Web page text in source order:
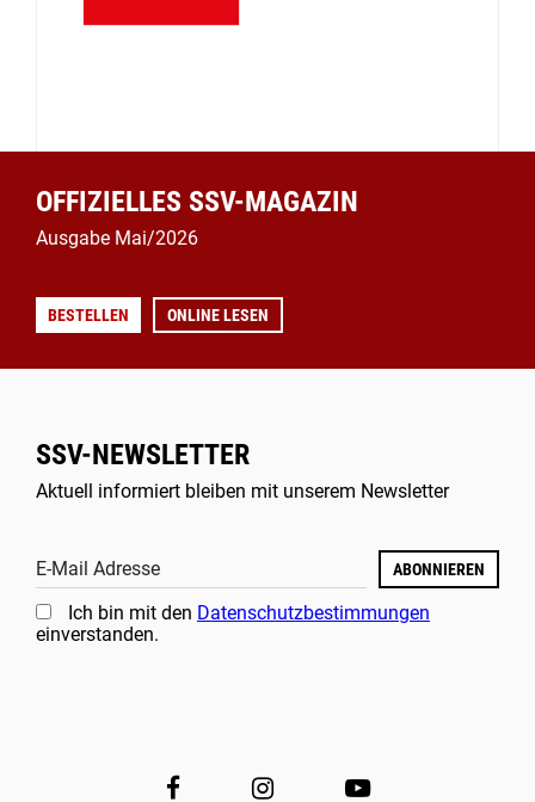
OFFIZIELLES SSV-MAGAZIN
Ausgabe Mai/2026
BESTELLEN ONLINE LESEN
SSV-NEWSLETTER
Aktuell informiert bleiben mit unserem Newsletter
E-Mail Adresse ABONNIEREN
Ich bin mit den Datenschutzbestimmungen
einverstanden.